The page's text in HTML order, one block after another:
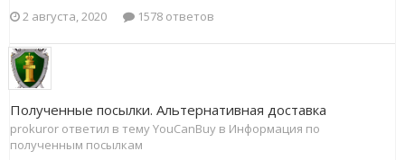
2 августа, 2020
1578 ответов
Полученные посылки. Альтернативная доставка
prokuror ответил в тему YouCanBuy в Информация по
полученным посылкам